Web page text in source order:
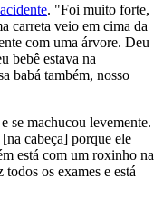
. "Foi muito forte,
carreta veio em cima da
com uma árvore. Deu
bebê estava na
babá também, nosso
se machucou levemente.
cabeça] porque ele
está com um roxinho na
os exames e está